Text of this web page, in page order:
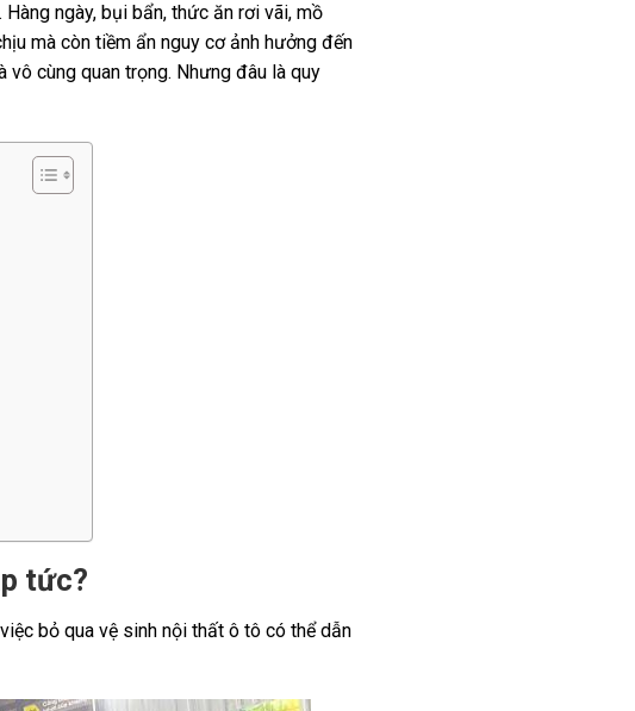
ngày, bụi bẩn, thức ăn rơi vãi, mồ
mà còn tiềm ẩn nguy cơ ảnh hưởng đến
vô cùng quan trọng. Nhưng đâu là quy
tức?
bỏ qua vệ sinh nội thất ô tô có thể dẫn